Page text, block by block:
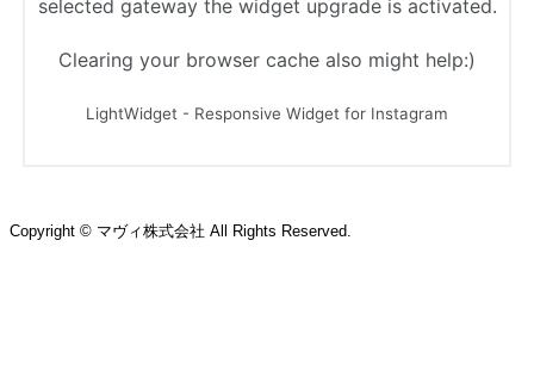
Copyright © マヴィ株式会社 All Rights Reserved.